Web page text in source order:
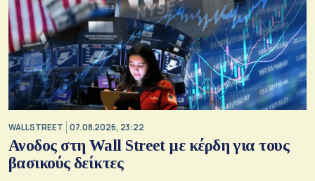
WALL STREET 07.08.2026, 23:22
Ανοδος στη Wall Street με κέρδη για τους
βασικούς δείκτες